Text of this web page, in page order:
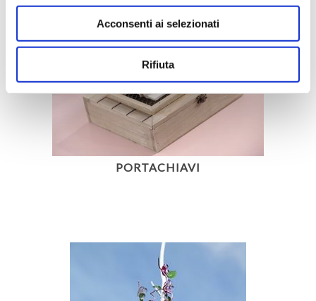
Acconsenti ai selezionati
Rifiuta
PORTACHIAVI